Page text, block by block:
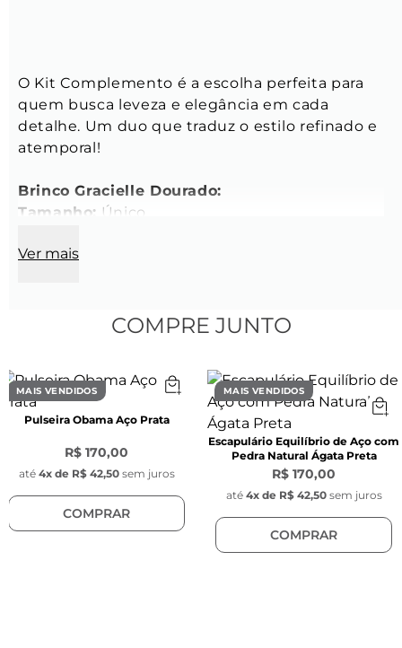
O Kit Complemento é a escolha perfeita para
quem busca leveza e elegância em cada
detalhe. Um duo que traduz o estilo refinado e
atemporal!
Brinco Gracielle Dourado:
Tamanho: Único
Largura da parte superior:
Metal
Banho: Ouro 18K
Brinco Maia de Prata 925 Dourado com
Zircônia Branca:
Tamanho: Único
Comprimento total:
13,6 mm
Largura da parte superior:
7,5 mm
Espessura da parte superior: 2,62 mm
Ver mais
COMPRE JUNTO
MAIS VENDIDOS
Pulseira Obama Aço Prata
R$ 170,00
até 4x de R$ 42,50 sem juros
COMPRAR
MAIS VENDIDOS
Escapulário Equilíbrio de Aço com
Pedra Natural Ágata Preta
R$ 170,00
até 4x de R$ 42,50 sem juros
COMPRAR